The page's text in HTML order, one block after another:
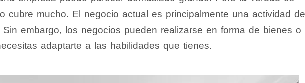
cubre mucho. El negocio actual es principalmente una actividad de
embargo, los negocios pueden realizarse en forma de bienes o
adaptarte a las habilidades que tienes.